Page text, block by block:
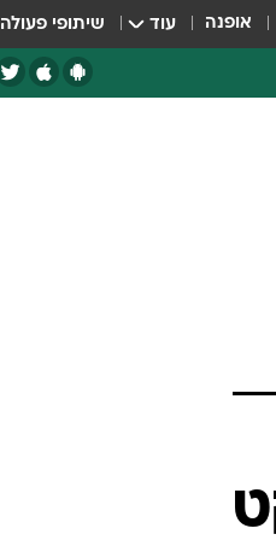
אופנה עוד שיתופי פעולה